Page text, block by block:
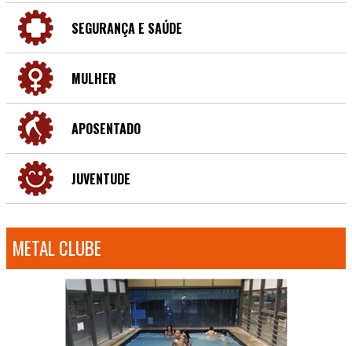
SEGURANÇA E SAÚDE
MULHER
APOSENTADO
JUVENTUDE
METAL CLUBE